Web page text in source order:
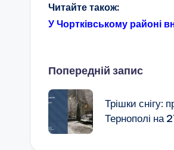
Читайте також:
У Чортківському районі
Навігація
по
запису
Попередній запис
Трішки снігу:
Тернополі на